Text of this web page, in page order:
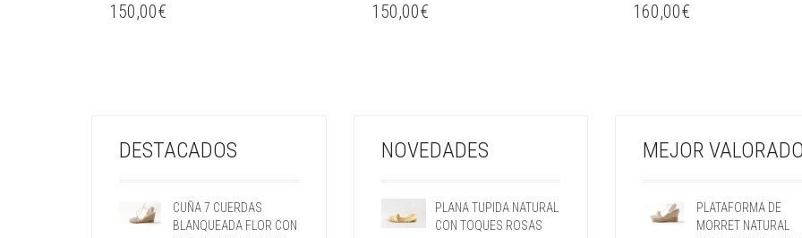
150,00€ 150,00€ 160,00€
DESTACADOS
CUÑA 7 CUERDAS
BLANQUEADA FLOR CON
NOVEDADES
PLANA TUPIDA NATURAL
CON TOQUES ROSAS
MEJOR
PLATAFORMA DE
MORRET NATURAL